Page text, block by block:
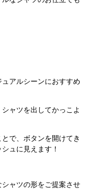
アルシーンにおすすめ
ャツを出してかっこよ
で、ボタンを開けてき
ュに見えます！
ャツの形をご提案させ